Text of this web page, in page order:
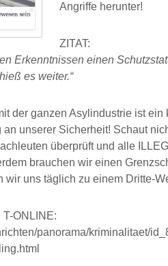
Angriffe herunter!
ZITAT:
Erkenntnissen einen
es weiter.“
der ganzen Asylindustrie ist
unserer Sicherheit! Schaut
überprüft und alle
brauchen wir einen
wir uns täglich zu einem Dritte-
ONLINE:
panorama/kriminalitaet/